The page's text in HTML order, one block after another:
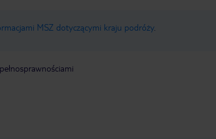
MSZ dotyczącymi kraju podróży.